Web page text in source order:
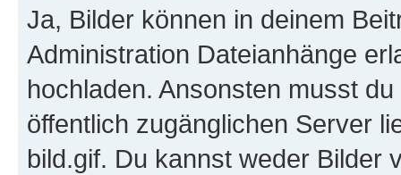
Ja, Bilder können in deinem
Administration Dateianhänge
hochladen. Ansonsten musst
öffentlich zugänglichen Server
bild.gif. Du kannst weder Bilder